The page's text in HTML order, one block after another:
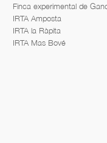
Finca experimental de
IRTA Amposta
IRTA la Ràpita
IRTA Mas Bové